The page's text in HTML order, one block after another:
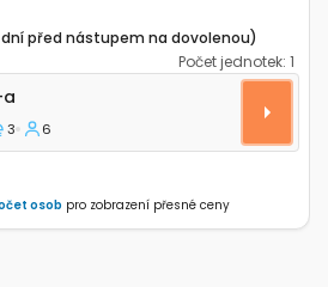
dní před nástupem na dovolenou)
Počet jednotek: 1
Duće, Omiš A-8668-a
3 6
osob pro zobrazení přesné ceny